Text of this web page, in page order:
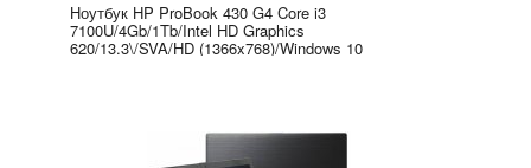
Ноутбук HP ProBook 430 G4 Core i3
7100U/4Gb/1Tb/Intel HD Graphics
620/13.3\/SVA/HD (1366x768)/Windows 10